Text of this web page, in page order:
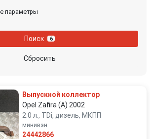
параметры
Поиск 6
Сбросить
Выпускной коллектор
Opel Zafira (A) 2002
2.0 л., TDi, дизель, МКПП
минивэн
24442866